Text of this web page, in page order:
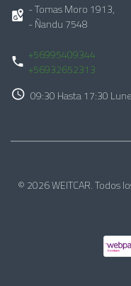
- Tomas Moro 1913,
- Ñandu 7548
+56995409344
+56932652313
09:30 Hasta 17:30
© 2026 WEITCAR. Todos